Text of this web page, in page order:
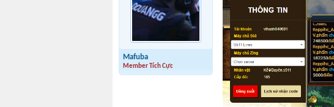
Mafuba
Member Tích Cực